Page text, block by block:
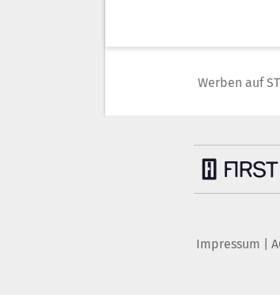
Werben auf
Impressum